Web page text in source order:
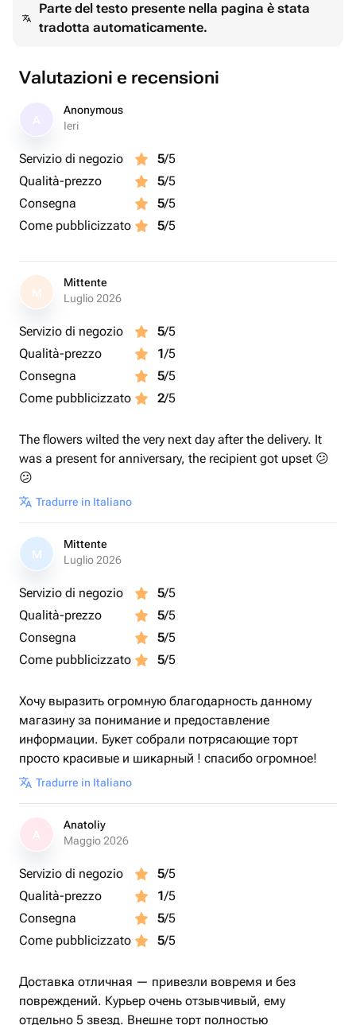
Parte del testo presente nella pagina è stata
tradotta automaticamente.
Valutazioni e recensioni
Anonymous
Ieri
Servizio di negozio 5/5
Qualità-prezzo
5/5
Consegna
5/5
Come pubblicizzato
5/5
M
Mittente
Luglio 2026
Servizio di negozio 5/5
Qualità-prezzo
1/5
Consegna
5/5
Come pubblicizzato
2/5
The flowers wilted the very next day after the delivery. It
was a present for anniversary, the recipient got upset 😕
😕
Tradurre in Italiano
M
Mittente
Luglio 2026
Servizio di negozio 5/5
Qualità-prezzo
5/5
Consegna
5/5
Come pubblicizzato
5/5
Хочу выразить огромную благодарность данному
магазину за понимание и предоставление
информации. Букет собрали потрясающие торт
просто красивые и шикарный ! спасибо огромное!
Tradurre in Italiano
Anatoliy
Maggio 2026
Servizio di negozio 5/5
Qualità-prezzo
1/5
Consegna
5/5
Come pubblicizzato
5/5
Доставка отличная — привезли вовремя и без
повреждений. Курьер очень отзывчивый, ему
отдельно 5 звезд. Внешне торт полностью